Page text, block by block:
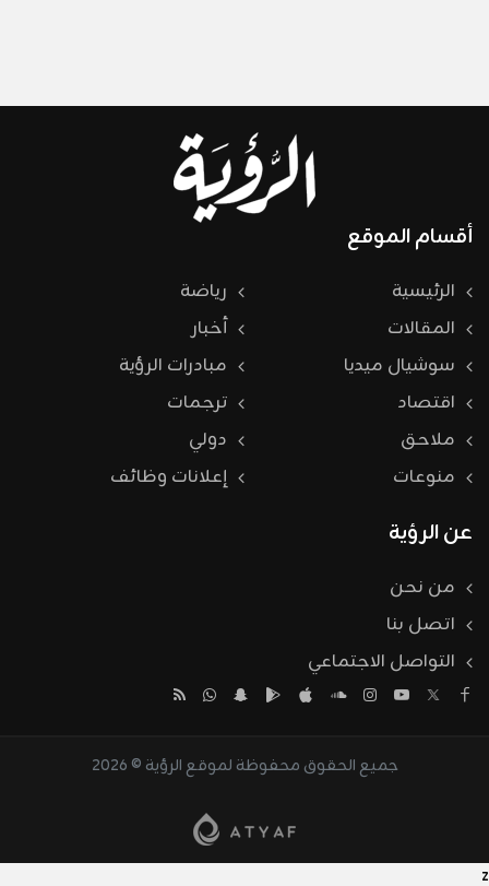
أقسام الموقع
الرئيسية
رياضة
المقالات
أخبار
سوشيال ميديا
مبادرات الرؤية
اقتصاد
ترجمات
ملاحق
دولي
منوعات
إعلانات وظائف
عن الرؤية
من نحن
اتصل بنا
التواصل الاجتماعي
جميع الحقوق محفوظة لموقع الرؤية © 2026
z